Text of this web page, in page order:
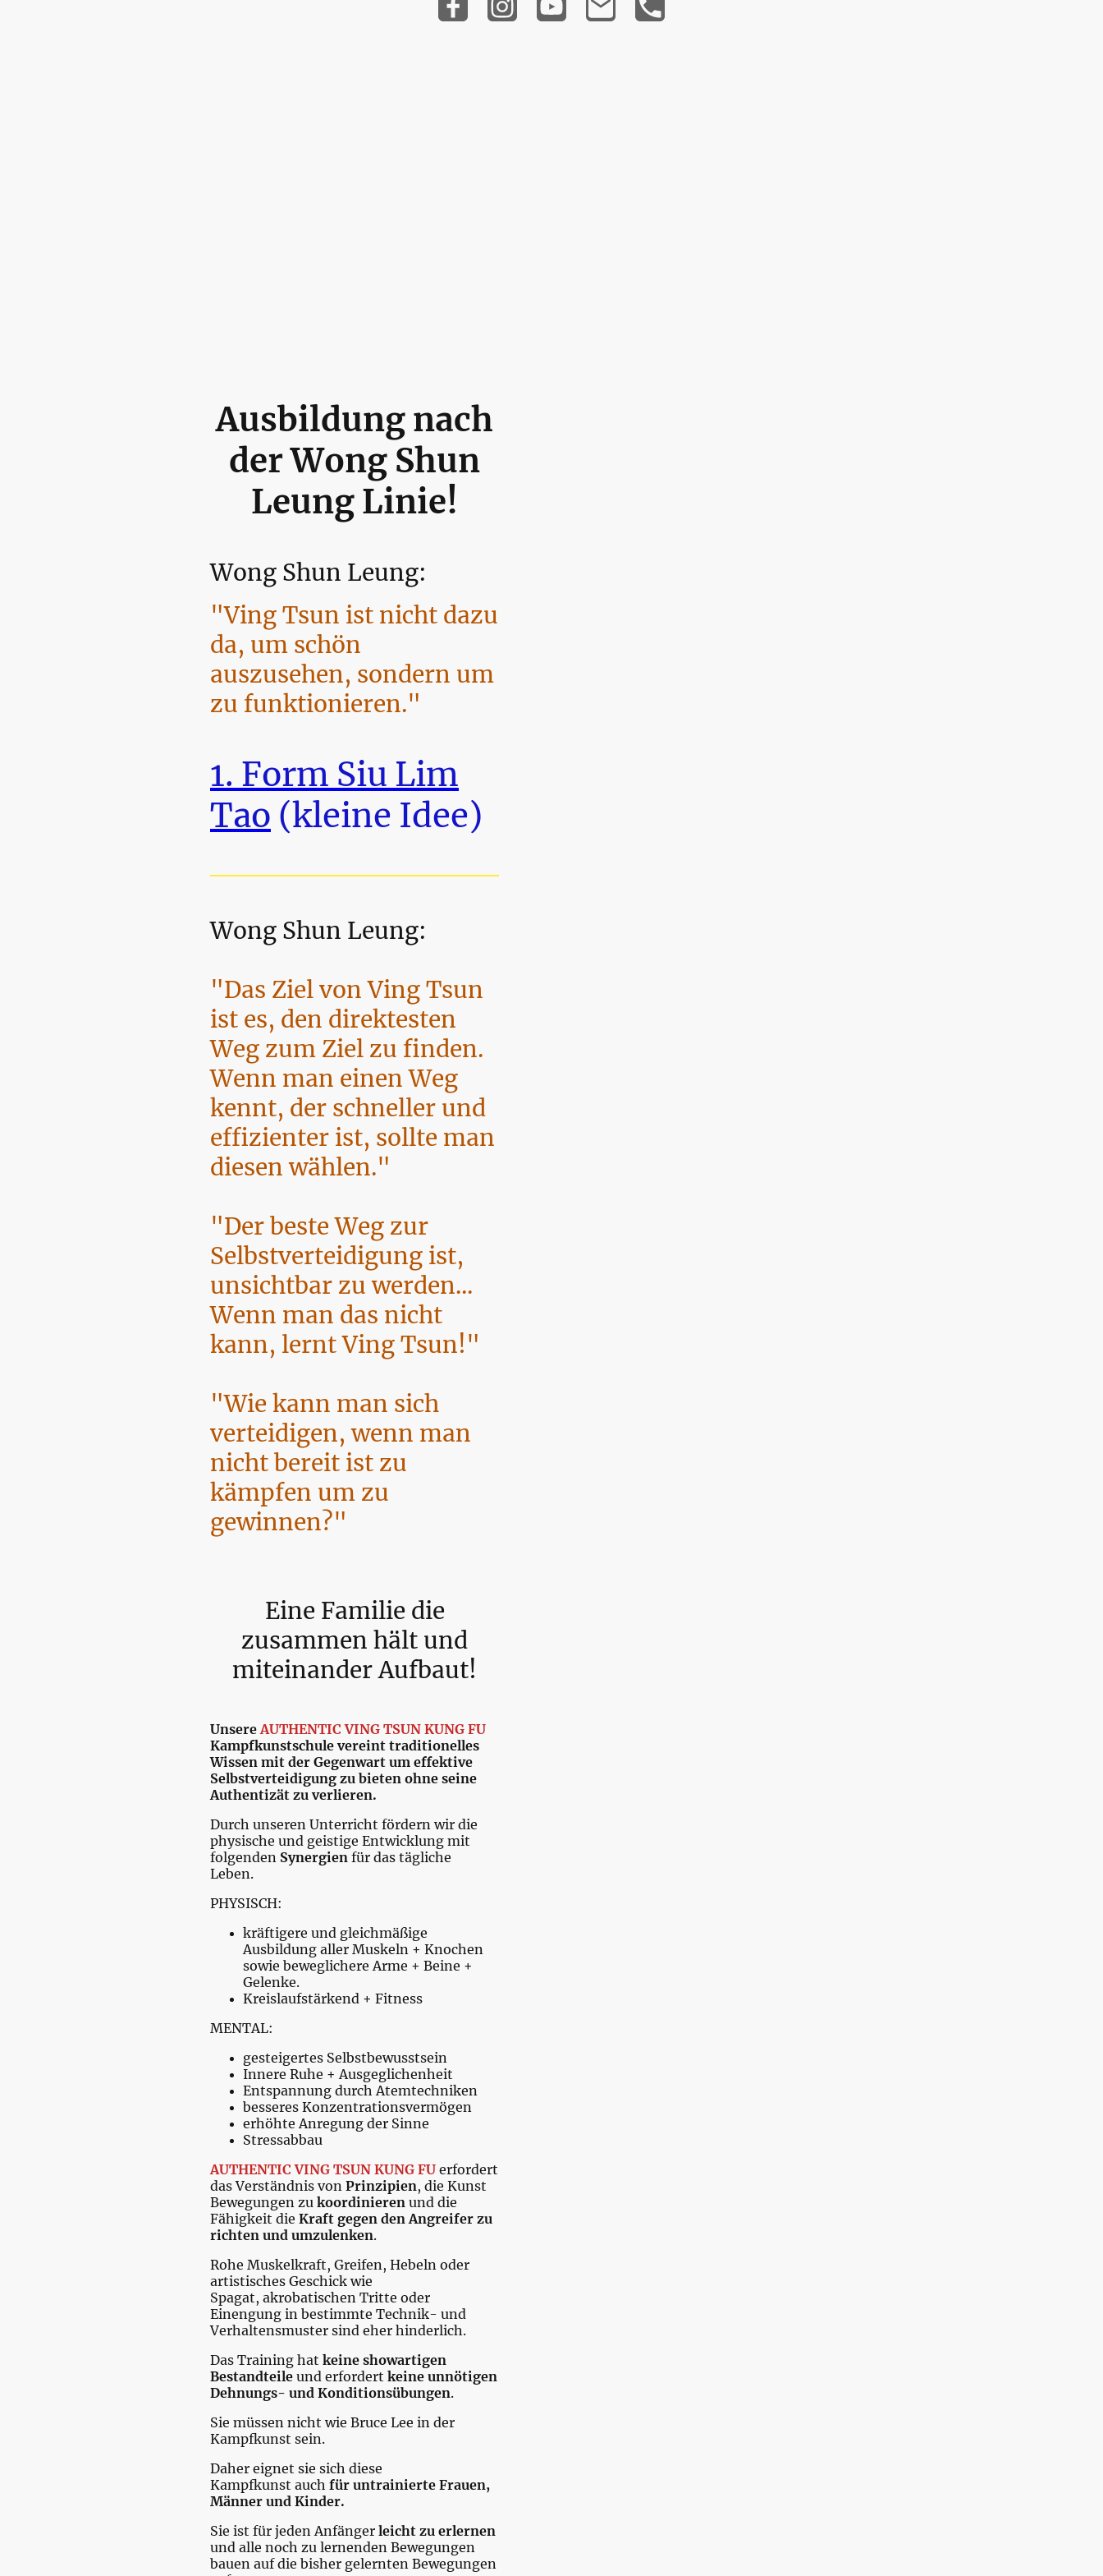
Ausbildung nach
der Wong Shun
Leung Linie!
Wong Shun Leung:
"Ving Tsun ist nicht dazu
da, um schön
auszusehen, sondern um
zu funktionieren."
1. Form Siu Lim
Tao (kleine Idee)
Wong Shun Leung:
"Das Ziel von Ving Tsun
ist es, den direktesten
Weg zum Ziel zu finden.
Wenn man einen Weg
kennt, der schneller und
effizienter ist, sollte man
diesen wählen."
"Der beste Weg zur
Selbstverteidigung ist,
unsichtbar zu werden...
Wenn man das nicht
kann, lernt Ving Tsun!"
"Wie kann man sich
verteidigen, wenn man
nicht bereit ist zu
kämpfen um zu
gewinnen?"
Eine Familie die
zusammen hält und
miteinander Aufbaut!
Unsere AUTHENTIC VING TSUN KUNG FU
Kampfkunstschule vereint traditionelles
Wissen mit der Gegenwart um effektive
Selbstverteidigung zu bieten ohne seine
Authentizät zu verlieren.
Durch unseren Unterricht fördern wir die
physische und geistige Entwicklung mit
folgenden Synergien für das tägliche
Leben.
PHYSISCH:
kräftigere und gleichmäßige
Ausbildung aller Muskeln + Knochen
sowie beweglichere Arme + Beine +
Gelenke.
Kreislaufstärkend + Fitness
MENTAL:
gesteigertes Selbstbewusstsein
Innere Ruhe + Ausgeglichenheit
Entspannung durch Atemtechniken
besseres Konzentrationsvermögen
erhöhte Anregung der Sinne
Stressabbau
AUTHENTIC VING TSUN KUNG FU erfordert
das Verständnis von Prinzipien, die Kunst
Bewegungen zu koordinieren und die
Fähigkeit die Kraft gegen den Angreifer zu
richten und umzulenken.
Rohe Muskelkraft, Greifen, Hebeln oder
artistisches Geschick wie
Spagat, akrobatischen Tritte oder
Einengung in bestimmte Technik- und
Verhaltensmuster sind eher hinderlich.
Das Training hat keine showartigen
Bestandteile und erfordert keine unnötigen
Dehnungs- und Konditionsübungen.
Sie müssen nicht wie Bruce Lee in der
Kampfkunst sein.
Daher eignet sie sich diese
Kampfkunst auch für untrainierte Frauen,
Männer und Kinder.
Sie ist für jeden Anfänger leicht zu erlernen
und alle noch zu lernenden Bewegungen
bauen auf die bisher gelernten Bewegungen